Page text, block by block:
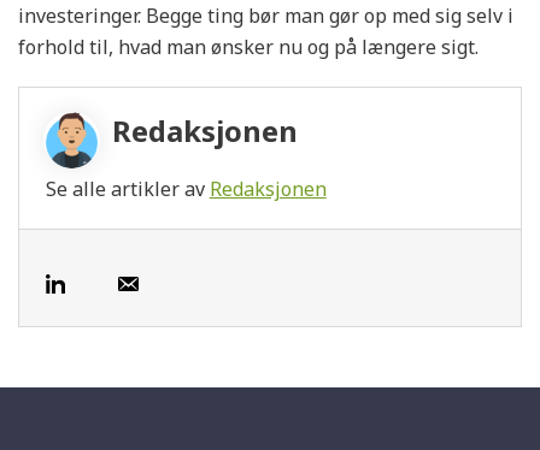
investeringer. Begge ting bør man gør op med sig selv i
forhold til, hvad man ønsker nu og på længere sigt.
Redaksjonen
Se alle artikler av Redaksjonen